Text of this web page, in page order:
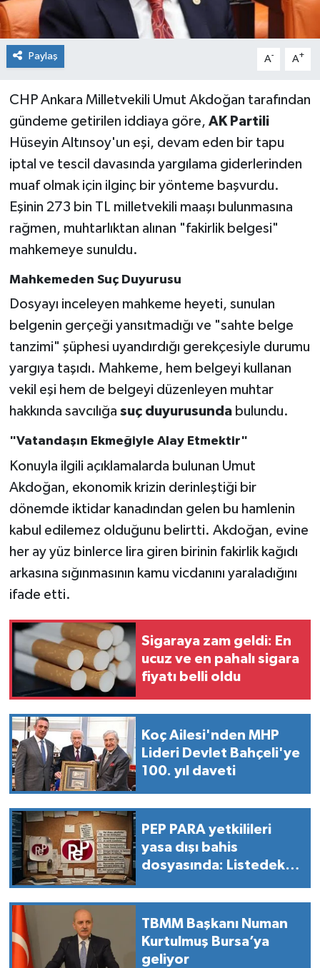
Paylaş A- A+
CHP Ankara Milletvekili Umut Akdoğan tarafından
gündeme getirilen iddiaya göre, AK Partili
Hüseyin Altınsoy'un eşi, devam eden bir tapu
iptal ve tescil davasında yargılama giderlerinden
muaf olmak için ilginç bir yönteme başvurdu.
Eşinin 273 bin TL milletvekili maaşı bulunmasına
rağmen, muhtarlıktan alınan "fakirlik belgesi"
mahkemeye sunuldu.
Mahkemeden Suç Duyurusu
Dosyayı inceleyen mahkeme heyeti, sunulan
belgenin gerçeği yansıtmadığı ve "sahte belge
tanzimi" şüphesi uyandırdığı gerekçesiyle durumu
yargıya taşıdı. Mahkeme, hem belgeyi kullanan
vekil eşi hem de belgeyi düzenleyen muhtar
hakkında savcılığa suç duyurusundabulundu.
"Vatandaşın Ekmeğiyle Alay Etmektir"
Konuyla ilgili açıklamalarda bulunan Umut
Akdoğan, ekonomik krizin derinleştiği bir
dönemde iktidar kanadından gelen bu hamlenin
kabul edilemez olduğunu belirtti. Akdoğan, evine
her ay yüz binlerce lira giren birinin fakirlik kağıdı
arkasına sığınmasının kamu vicdanını yaraladığını
ifade etti.
Sigaraya zam geldi: En
ucuz ve en pahalı sigara
fiyatı belli oldu
Koç Ailesi'nden MHP
Lideri Devlet Bahçeli'ye
100. yıl daveti
PEP PARA yetkilileri
yasa dışı bahis
dosyasında: Listedeki
oldu!
TBMM Başkanı Numan
Kurtulmuş Bursa’ya
geliyor